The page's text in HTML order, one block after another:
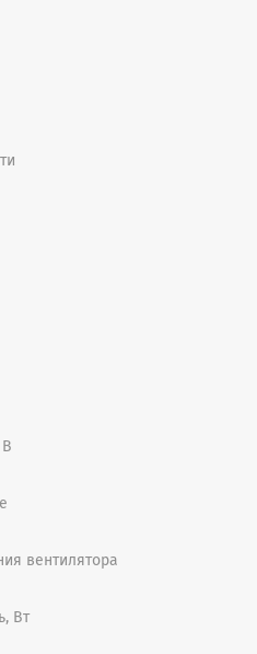
вентилятора
Вт